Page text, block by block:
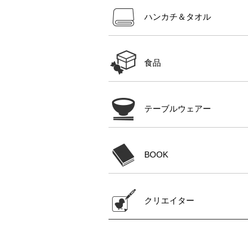
ハンカチ＆タオル
食品
テーブルウェアー
BOOK
クリエイター